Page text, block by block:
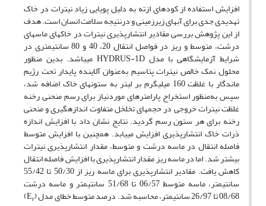
افزایش استفاده از کودهای ازته به دلیل پویایی زیاد نیترات در خاک
تهدیدی جدی برای آب­های زیرزمینی و درنتیجه سلامت انسان است. هدف
از این پژوهش بررسی مقادیر انتشارپذیری نیترات در خاک­های ماسه­ای
درشت، متوسط و ریز در فواصل انتقال 20، 40 و 80 سانتی­متری در
شرایط آزمایشگاهی با مدل HYDRUS-1D می­باشد. بدین منظور
محلول نمک خالص نیترات پتاسیم به‌عنوان آلاینده پایدار تحت رژیم
ماندگار با غلظت 160 میلی­گرم بر لیتر به ستون­های خاک اضافه شد،
سپس به‌منظور استخراج پارامترهای موردنیاز برای رسم منحنی رخنه
غلظت نیترات خروجی در حجم­های تخلخل متفاوت اندازه­گیری و منحنی
رخنه برای هر ستون رسم گردید. نتایج نشان داد با افزایش اندازه
ذرات خاک انتشارپذیری افزایش می­یابد. همچنین با افزایش متوسط
فاصله انتقال در ماسه درشت و متوسط، مقدار انتشارپذیری نیترات
بیش­تر شد. اما در ماسه ریز مقدار انتشارپذیری با افزایش فاصله انتقال
کاهش یافت. مقادیر انتشارپذیری برای ماسه ریز از 50/30 تا 55/42
سانتی­متر، ماسه متوسط 06/57 تا 51/68 سانتی­متر و ماسه درشت
08/68 تا 26/97 سانتی­متر، محاسبه شد. درصد متوسط خطای مدل (E r
)